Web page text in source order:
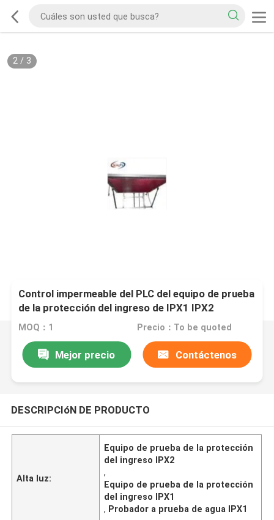
2/ 3
Control impermeable del PLC del equipo de prueba
de la protección del ingreso de IPX1 IPX2
MOQ：1 Precio：To be quoted
Mejor precio Contáctenos
DESCRIPCIóN DE PRODUCTO
Alta luz:
Equipo de prueba de la protección
del ingreso IPX2
,
Equipo de prueba de la protección
del ingreso IPX1
, Probador a prueba de agua IPX1